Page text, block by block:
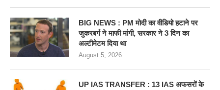
BIG NEWS : PM मोदी का वीडियो हटाने पर
जुकरबर्ग ने माफी मांगी, सरकार ने 3 दिन का
अल्टीमेटम दिया था
August 5, 2026
UP IAS TRANSFER : 13 IAS अफसरों के